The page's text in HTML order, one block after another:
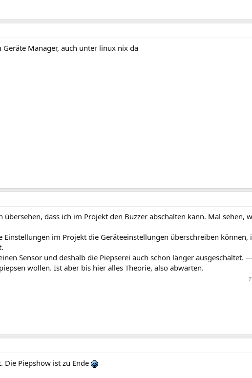
Manager, auch unter linux nix da
übersehen, dass ich im Projekt den Buzzer abschalten kann. Mal sehen,
Einstellungen im Projekt die Geräteeinstellungen überschreiben können,
Sensor und deshalb die Piepserei auch schon länger ausgeschaltet.
wollen. Ist aber bis hier alles Theorie, also abwarten.
Die Piepshow ist zu Ende